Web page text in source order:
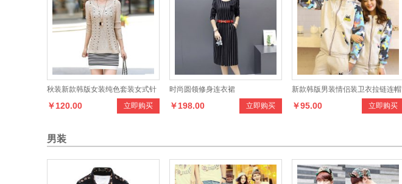
秋装新款韩版女装纯色套装女式针
织衬衫长袖 立即购买
￥120.00
时尚圆领修身连衣裙
立即购买
￥198.00
新款韩版男装情侣装卫衣拉链连帽
宽松女 运动休闲套装 立即购买
￥95.00
男装